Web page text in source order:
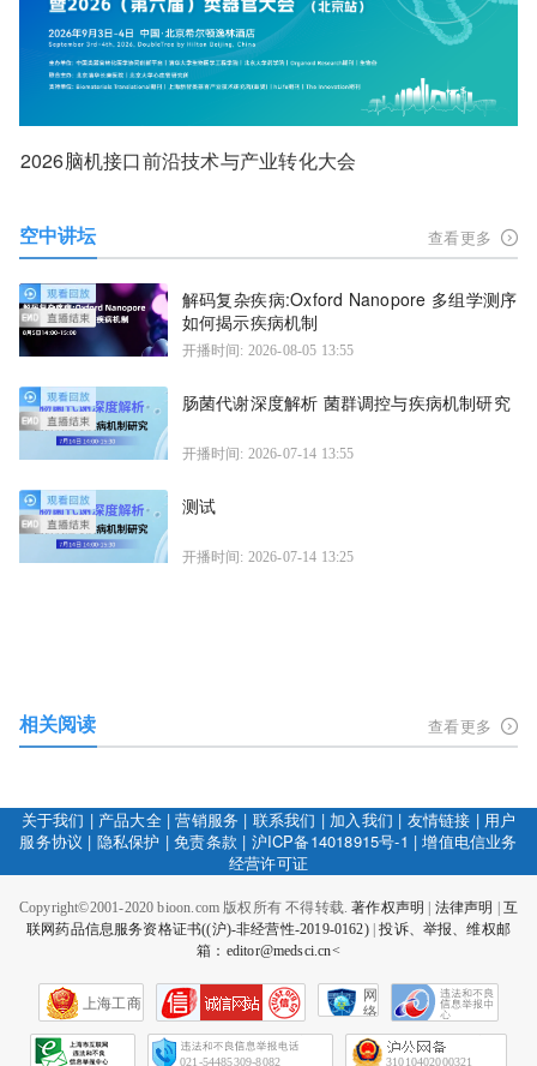
2026脑机接口前沿技术与产业转化大会
空中讲坛 查看更多
解码复杂疾病:Oxford Nanopore 多组学测序
如何揭示疾病机制
开播时间: 2026-08-05 13:55
肠菌代谢深度解析 菌群调控与疾病机制研究
开播时间: 2026-07-14 13:55
测试
开播时间: 2026-07-14 13:25
相关阅读 查看更多
关于我们 | 产品大全|营销服务 | 联系我们 | 加入我们 | 友情链接 | 用户
服务协议 | 隐私保护 |免责条款 | 沪ICP备14018915号-1 |增值电信业务
经营许可证
Copyright©2001-2020 bioon.com 版权所有 不得转载.著作权声明 法律声明
互
联网药品信息服务资格证书((沪)-非经营性-2019-0162)|投诉、举报、维权邮
箱：editor@medsci.cn<
上海工商
网
络
会
021-54485309-8082 31010402000321